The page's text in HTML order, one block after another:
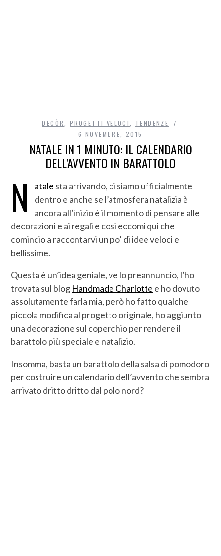
DI ACCESSO AI DATI
DECÒR ,PROGETTI VELOCI
TENDENZE
6 NOVEMBRE, 2015
NATALE IN 1 MINUTO: IL CALENDARIO
DELL’AVVENTO IN BARATTOLO
N atale sta arrivando, ci siamo ufficialmente
dentro e anche se l’atmosfera natalizia è
ancora all’inizio è il momento di pensare alle
decorazioni e ai regali e così eccomi qui che
comincio a raccontarvi un po’ di idee veloci e
bellissime.
Questa è un’idea geniale, ve lo preannuncio, l’ho
trovata sul blog Handmade Charlotte e ho dovuto
assolutamente farla mia, però ho fatto qualche
piccola modifica al progetto originale, ho aggiunto
una decorazione sul coperchio per rendere il
barattolo più speciale e natalizio.
Insomma, basta un barattolo della salsa di pomodoro
per costruire un calendario dell’avvento che sembra
arrivato dritto dritto dal polo nord?